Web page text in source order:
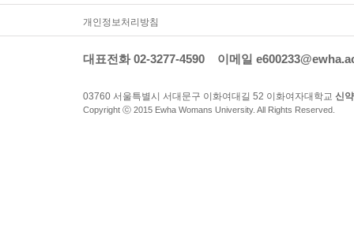
개인정보처리방침
대표전화 02-3277-4590 이메일
03760 서울특별시 서대문구 이화여대길 52 이화여자대학교 신
Copyright ⓒ 2015 Ewha Womans University. All Rights Reserved.